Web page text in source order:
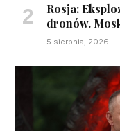
Rosja:
dronów.
5 sierpnia, 2026